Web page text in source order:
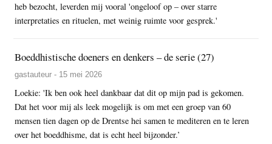
heb bezocht, leverden mij vooral 'ongeloof op – over starre
interpretaties en rituelen, met weinig ruimte voor gesprek.'
Boeddhistische doeners en denkers – de serie (27)
gastauteur - 15 mei 2026
Loekie: 'Ik ben ook heel dankbaar dat dit op mijn pad is gekomen.
Dat het voor mij als leek mogelijk is om met een groep van 60
mensen tien dagen op de Drentse hei samen te mediteren en te leren
over het boeddhisme, dat is echt heel bijzonder.’